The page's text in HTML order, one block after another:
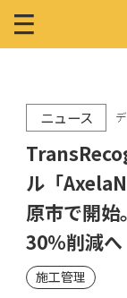
ニュース
ル「
原市で開始
30%削減へ
施工管理